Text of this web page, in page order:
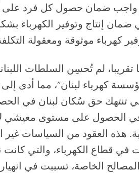
واجب ضمان حصول كل فرد على
ضمان إنتاج وتوفير الكهرباء
كهرباء موثوقة ومعقولة
30 عاما تقريبا، لم تُحسِن السلطات
كهرباء لبنان"، مما أدى
تنتهك حق سُكان لبنان في
الحصول على مستوى معيشي
هذه العقود من السياسات غير
في قطاع الكهرباء، والتي
الخاصة، تسببت في